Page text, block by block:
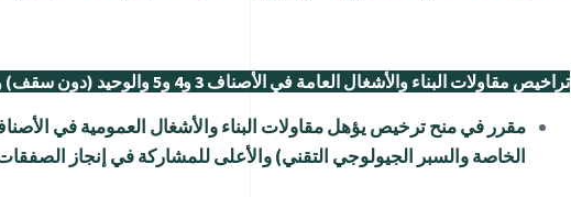
تراخيص مقاولات البناء والأشغال العامة في الأصناف 3 و4 و5 والوحيد (دون سقف) والأعلى
الخاصة والسبر الجيولوجي التقني) والأعلى للمشاركة في إنجاز